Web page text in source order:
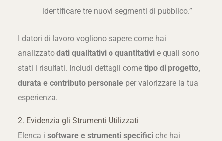
identificare tre nuovi segmenti di pubblico.”
I datori di lavoro vogliono sapere come hai
analizzato dati qualitativi o quantitativie quali sono
stati i risultati. Includi dettagli come tipo di progetto,
durata e contributo personaleper valorizzare la tua
esperienza.
2. Evidenzia gli Strumenti Utilizzati
Elenca i software e strumenti specificiche hai